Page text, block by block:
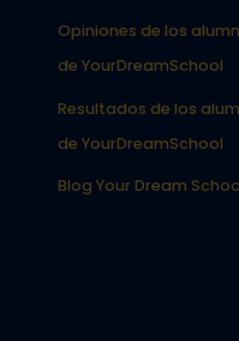
Opiniones de los
de YourDreamSchool
Resultados de los
de YourDreamSchool
Blog Your Dream